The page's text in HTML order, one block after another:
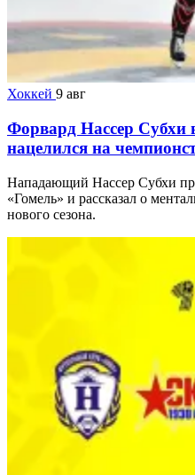
Хоккей 9 авг
Форвард Нассер Субхи
нацелился на
Нападающий Нассер Субхи
«Гомель» и рассказал о
нового сезона.